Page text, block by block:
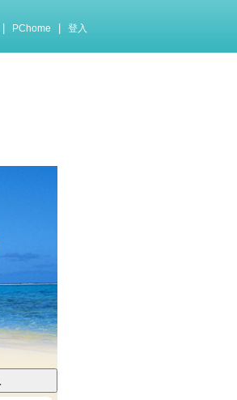
PChome 登入